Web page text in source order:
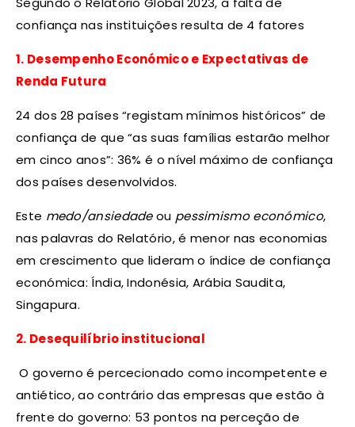
confiança nas instituições resulta de 4 fatores
1. Desempenho Económico e Expectativas de
Renda Futura
24 dos 28 países “registam mínimos históricos” de
confiança de que “as suas famílias estarão melhor
em cinco anos”: 36% é o nível máximo de confiança
dos países desenvolvidos.
Este medo/ansiedadeou pessimismo económico,
nas palavras do Relatório, é menor nas economias
em crescimento que lideram o índice de confiança
económica: Índia, Indonésia, Arábia Saudita,
Singapura.
2. Desequilíbrio institucional
O governo é percecionado como incompetente e
antiético, ao contrário das empresas que estão à
frente do governo: 53 pontos na perceção de